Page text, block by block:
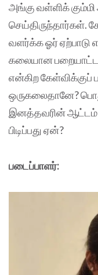
அங்கு வள்ளிக்
செய்திருந்தார்கள்.
வளர்க்க ஓர் ஏற்பாடு
கலையான
என்கிற கேள்விக்குப்
ஒரு‌கலைதானே? பொது
இனத்தவரின் ஆட்டம்
பிடிப்பது ஏன்?
படைப்பாளர்: